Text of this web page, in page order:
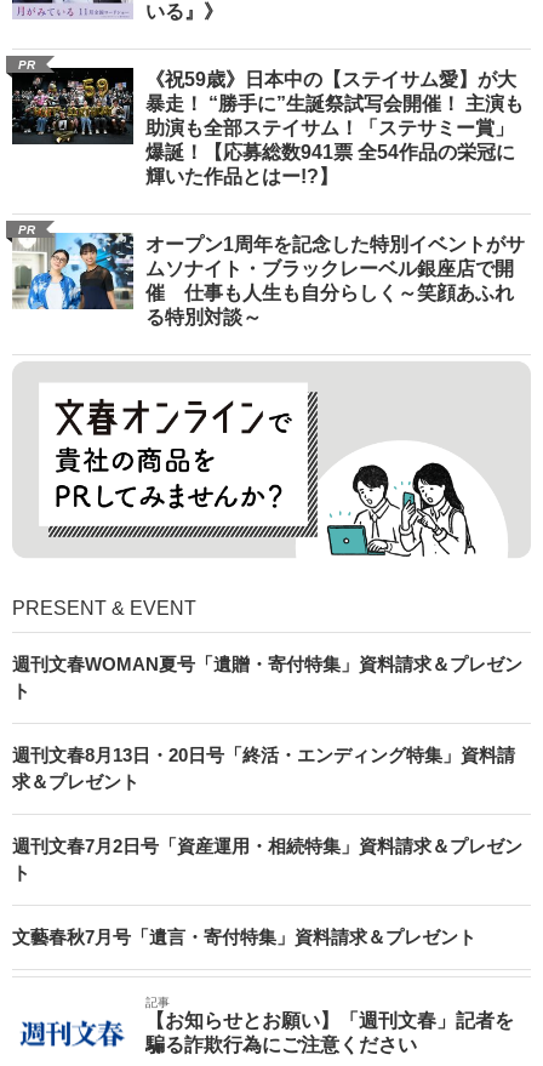
いる』》
PR
《祝59歳》日本中の【ステイサム愛】が大
暴走！ “勝手に”生誕祭試写会開催！ 主演も
助演も全部ステイサム！「ステサミー賞」
爆誕！【応募総数941票 全54作品の栄冠に
輝いた作品とはー!?】
PR
オープン1周年を記念した特別イベントがサ
ムソナイト・ブラックレーベル銀座店で開
催 仕事も人生も自分らしく～笑顔あふれ
る特別対談～
PRESENT & EVENT
週刊文春WOMAN夏号「遺贈・寄付特集」資料請求＆プレゼン
ト
週刊文春8月13日・20日号「終活・エンディング特集」資料請
求＆プレゼント
週刊文春7月2日号「資産運用・相続特集」資料請求＆プレゼン
ト
文藝春秋7月号「遺言・寄付特集」資料請求＆プレゼント
記事
【お知らせとお願い】「週刊文春」記者を
騙る詐欺行為にご注意ください